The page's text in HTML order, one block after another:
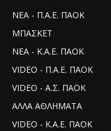
ΝΕΑ - Π.Α.Ε. ΠΑΟΚ
ΜΠΑΣΚΕΤ
ΝΕΑ - Κ.Α.Ε. ΠΑΟΚ
VIDEO - Π.Α.Ε. ΠΑΟΚ
VIDEO - Α.Σ. ΠΑΟΚ
ΑΛΛΑ ΑΘΛΗΜΑΤΑ
VIDEO - Κ.Α.Ε. ΠΑΟΚ